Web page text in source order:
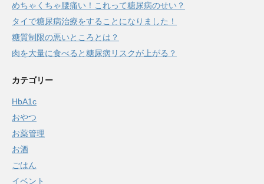
めちゃくちゃ腰痛い！これって糖尿病のせい？
タイで糖尿病治療をすることになりました！
糖質制限の悪いところとは？
肉を大量に食べると糖尿病リスクが上がる？
カテゴリー
HbA1c
おやつ
お薬管理
お酒
ごはん
イベント